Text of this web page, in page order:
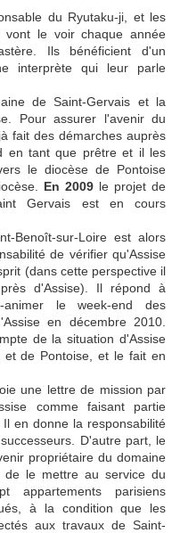
du Ryutaku-ji, et les
vont le voir chaque année
Ils bénéficient d'un
interprète qui leur parle
de Saint-Gervais et la
Pour assurer l'avenir du
fait des démarches auprès
en tant que prêtre et il les
le diocèse de Pontoise
En 2009 le projet de
Gervais est en cours
Benoît-sur-Loire est alors
de vérifier qu'Assise
(dans cette perspective il
d'Assise). Il répond à
le week-end des
en décembre 2010.
de la situation d'Assise
de Pontoise, et le fait en
une lettre de mission par
comme faisant partie
en donne la responsabilité
D'autre part, le
propriétaire du domaine
de le mettre au service du
appartements parisiens
à la condition que les
aux travaux de Saint-